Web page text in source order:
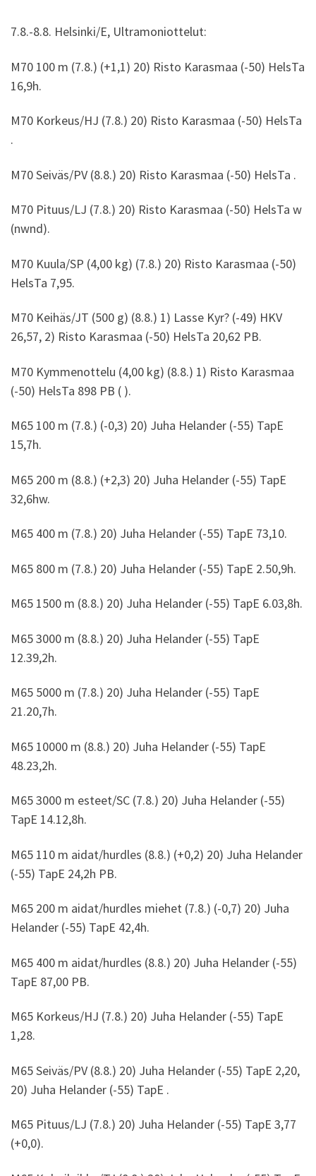
7.8.-8.8. Helsinki/E, Ultramoniottelut:
M70 100 m (7.8.) (+1,1) 20) Risto Karasmaa (-50) HelsTa
16,9h.
M70 Korkeus/HJ (7.8.) 20) Risto Karasmaa (-50) HelsTa
.
M70 Seiväs/PV (8.8.) 20) Risto Karasmaa (-50) HelsTa .
M70 Pituus/LJ (7.8.) 20) Risto Karasmaa (-50) HelsTa w
(nwnd).
M70 Kuula/SP (4,00 kg) (7.8.) 20) Risto Karasmaa (-50)
HelsTa 7,95.
M70 Keihäs/JT (500 g) (8.8.) 1) Lasse Kyr? (-49) HKV
26,57, 2) Risto Karasmaa (-50) HelsTa 20,62 PB.
M70 Kymmenottelu (4,00 kg) (8.8.) 1) Risto Karasmaa
(-50) HelsTa 898 PB ( ).
M65 100 m (7.8.) (-0,3) 20) Juha Helander (-55) TapE
15,7h.
M65 200 m (8.8.) (+2,3) 20) Juha Helander (-55) TapE
32,6hw.
M65 400 m (7.8.) 20) Juha Helander (-55) TapE 73,10.
M65 800 m (7.8.) 20) Juha Helander (-55) TapE 2.50,9h.
M65 1500 m (8.8.) 20) Juha Helander (-55) TapE 6.03,8h.
M65 3000 m (8.8.) 20) Juha Helander (-55) TapE
12.39,2h.
M65 5000 m (7.8.) 20) Juha Helander (-55) TapE
21.20,7h.
M65 10000 m (8.8.) 20) Juha Helander (-55) TapE
48.23,2h.
M65 3000 m esteet/SC (7.8.) 20) Juha Helander (-55)
TapE 14.12,8h.
M65 110 m aidat/hurdles (8.8.) (+0,2) 20) Juha Helander
(-55) TapE 24,2h PB.
M65 200 m aidat/hurdles miehet (7.8.) (-0,7) 20) Juha
Helander (-55) TapE 42,4h.
M65 400 m aidat/hurdles (8.8.) 20) Juha Helander (-55)
TapE 87,00 PB.
M65 Korkeus/HJ (7.8.) 20) Juha Helander (-55) TapE
1,28.
M65 Seiväs/PV (8.8.) 20) Juha Helander (-55) TapE 2,20,
20) Juha Helander (-55) TapE .
M65 Pituus/LJ (7.8.) 20) Juha Helander (-55) TapE 3,77
(+0,0).